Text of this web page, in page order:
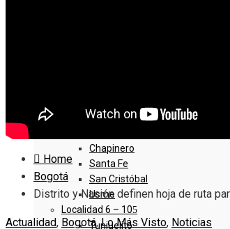
Localidad 1 – 5
Chapinero
Santa Fe
San Cristóbal
Usme
Localidad 6 – 10
Tunjuelito
Home
Bogotá
Distrito y Nación definen hoja de ruta
Actualidad, Bogotá,Lo Más Visto, Noticias